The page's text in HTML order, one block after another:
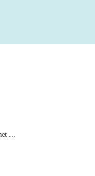
...